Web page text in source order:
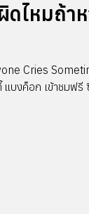
ดไหมถ้า
Cries
แบงค็อก เข้าชมฟรี